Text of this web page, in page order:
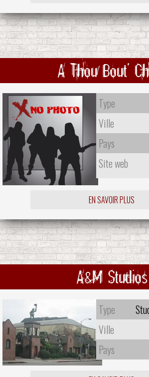
A Thou Bout'
Type
Ville
Pays
Site web
EN SAVOIR PLUS
A&M Studios
Type
Ville
Pays